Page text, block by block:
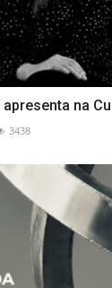
apresenta na
3438